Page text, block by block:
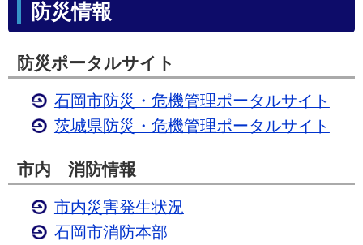
防災情報
防災ポータルサイト
石岡市防災・危機管理ポータルサイト
茨城県防災・危機管理ポータルサイト
市内 消防情報
市内災害発生状況
石岡市消防本部